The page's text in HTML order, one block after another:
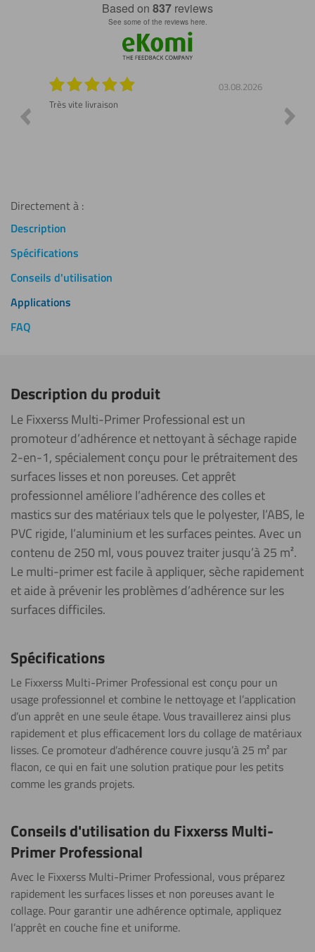
based on 837 reviews
see some of the reviews here.
03.08.2026
Très vite livraison
Top !
Directement à :
Description
Spécifications
Conseils d'utilisation
Applications
FAQ
Description du produit
Le Fixxerss Multi-Primer Professional est un
promoteur d’adhérence et nettoyant à séchage rapide
2-en-1, spécialement conçu pour le prétraitement des
surfaces lisses et non poreuses. Cet apprêt
professionnel améliore l’adhérence des colles et
mastics sur des matériaux tels que le polyester, l’ABS, le
PVC rigide, l’aluminium et les surfaces peintes. Avec un
contenu de 250 ml, vous pouvez traiter jusqu’à 25 m².
Le multi-primer est facile à appliquer, sèche rapidement
et aide à prévenir les problèmes d’adhérence sur les
surfaces difficiles.
Spécifications
Le Fixxerss Multi-Primer Professional est conçu pour un
usage professionnel et combine le nettoyage et l’application
d’un apprêt en une seule étape. Vous travaillerez ainsi plus
rapidement et plus efficacement lors du collage de matériaux
lisses. Ce promoteur d’adhérence couvre jusqu’à 25 m² par
flacon, ce qui en fait une solution pratique pour les petits
comme les grands projets.
Conseils d'utilisation du Fixxerss Multi-
Primer Professional
Avec le Fixxerss Multi-Primer Professional, vous préparez
rapidement les surfaces lisses et non poreuses avant le
collage. Pour garantir une adhérence optimale, appliquez
l’apprêt en couche fine et uniforme.